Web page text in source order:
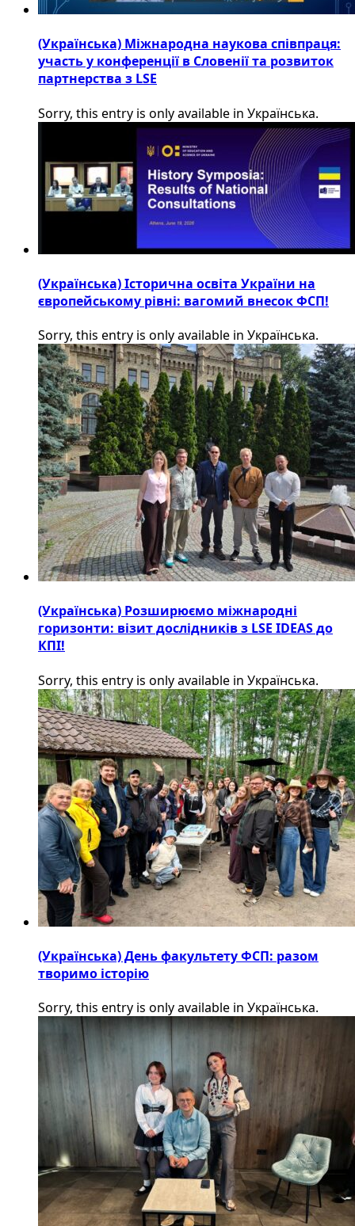
(Українська) Міжнародна наукова співпраця:
участь у конференції в Словенії та розвиток
партнерства з LSE
Sorry, this entry is only available in Українська.
(Українська) Історична освіта України на
європейському рівні: вагомий внесок ФСП!
Sorry, this entry is only available in Українська.
(Українська) Розширюємо міжнародні
горизонти: візит дослідників з LSE IDEAS до
КПІ!
Sorry, this entry is only available in Українська.
(Українська) День факультету ФСП: разом
творимо історію
Sorry, this entry is only available in Українська.